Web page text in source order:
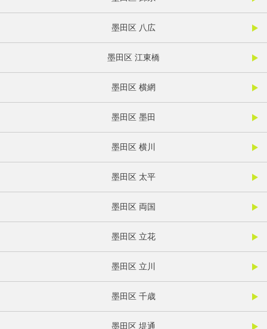
墨田区 八広
墨田区 江東橋
墨田区 横網
墨田区 墨田
墨田区 横川
墨田区 太平
墨田区 両国
墨田区 立花
墨田区 立川
墨田区 千歳
墨田区 堤通